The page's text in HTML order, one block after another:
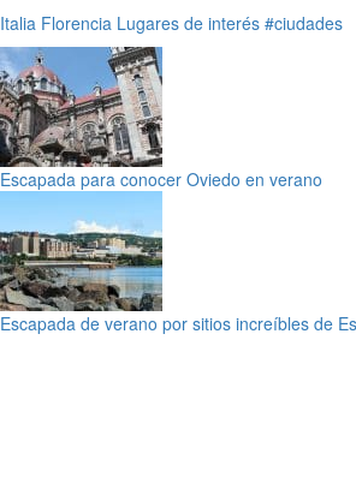
Italia Florencia Lugares de interés #ciudades
Escapada para conocer Oviedo en verano
Escapada de verano por sitios increíbles de